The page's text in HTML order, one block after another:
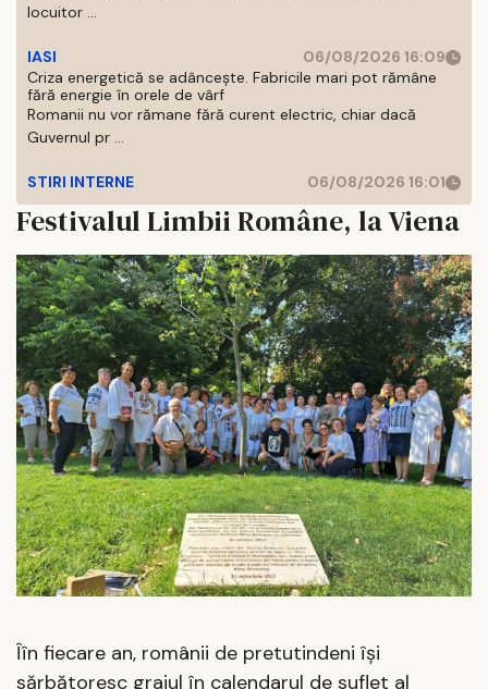
locuitor ...
IASI
06/08/2026 16:09
Criza energetică se adâncește. Fabricile mari pot rămâne
fără energie în orele de vârf
Romanii nu vor rămane fără curent electric, chiar dacă
Guvernul pr ...
STIRI INTERNE 06/08/2026 16:01
Festivalul Limbii Române, la Viena
Îîn fiecare an, românii de pretutindeni își
sărbătoresc graiul în calendarul de suflet al